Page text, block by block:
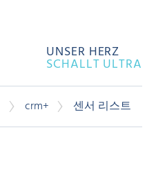
UNSER HERZ
SCHALLT ULTRA
crm+ 센서 리스트